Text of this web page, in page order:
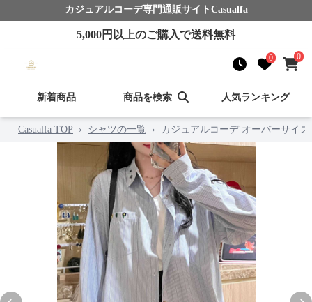
カジュアルコーデ専門通販サイト Casualfa
5,000円以上のご購入で送料無料
0 0
新着商品 商品を検索 人気ランキング
Casualfa TOP › シャツの一覧 › カジュアルコーデ オーバーサイ